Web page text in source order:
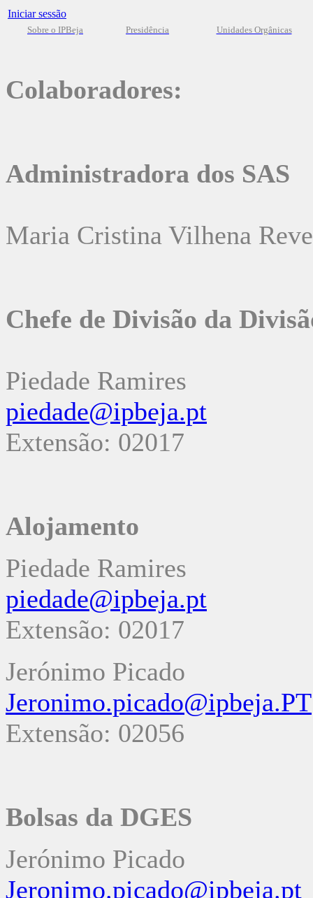
Iniciar sessão
Sobre o IPBeja Presidência Unidades Orgânicas
Colaboradores:
Administradora dos SAS
Maria Cristina Vilhena
Chefe de Divisão da
Piedade Ramires
piedade@ipbeja.pt
Extensão: 02017
Alojamento
Piedade Ramires
piedade@ipbeja.pt
Extensão: 02017
Jerónimo Picado
Jeronimo.picado@ipbeja.PT
Extensão: 02056
Bolsas da DGES
Jerónimo Picado
Jeronimo.picado@ipbeja.pt